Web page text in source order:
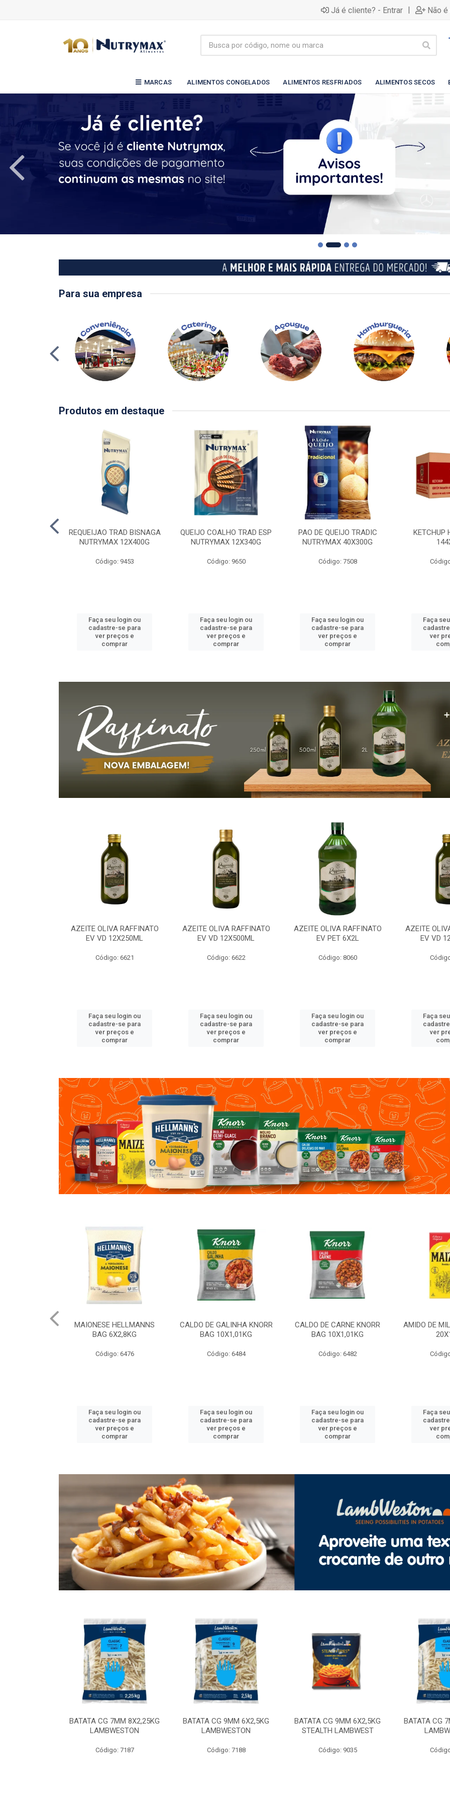
Já é cliente? - Entrar | Não
MARCAS ALIMENTOS CONGELADOS ALIMENTOS RESFRIADOS ALIMENTOS SECOS
Para sua empresa
Produtos em destaque
REQUEIJAO TRAD BISNAGA
NUTRYMAX 12X400G
Código: 9453
Faça seu login ou
cadastre-se para
ver preços e
comprar
QUEIJO COALHO TRAD ESP
NUTRYMAX 12X340G
Código: 9650
Faça seu login ou
cadastre-se para
ver preços e
comprar
PAO DE QUEIJO TRADIC
NUTRYMAX 40X300G
Código: 7508
Faça seu login ou
cadastre-se para
ver preços e
comprar
KETCHUP
Faça
ver
AZEITE OLIVA RAFFINATO
EV VD 12X250ML
Código: 6621
Faça seu login ou
cadastre-se para
ver preços e
comprar
AZEITE OLIVA RAFFINATO
EV VD 12X500ML
Código: 6622
Faça seu login ou
cadastre-se para
ver preços e
comprar
AZEITE OLIVA RAFFINATO
EV PET 6X2L
Código: 8060
Faça seu login ou
cadastre-se para
ver preços e
comprar
AZEITE
EV VD
Faça
ver
CALDO DE GALINHA KNORR
BAG 10X1,01KG
Código: 6484
Faça seu login ou
cadastre-se para
ver preços e
comprar
CALDO DE CARNE KNORR
BAG 10X1,01KG
Código: 6482
Faça seu login ou
cadastre-se para
ver preços e
comprar
AMIDO DE MILHO MAIZENA
20X1KG
Código: 6492
Faça seu login ou
cadastre-se para
ver preços e
comprar
CALDO DE
BAG
Faça
ver
BATATA CG 7MM 8X2,25KG
LAMBWESTON
Código: 7187
BATATA CG 9MM 6X2,5KG
LAMBWESTON
Código: 7188
BATATA CG 9MM 6X2,5KG
STEALTH LAMBWEST
Código: 9035
BATATA CG